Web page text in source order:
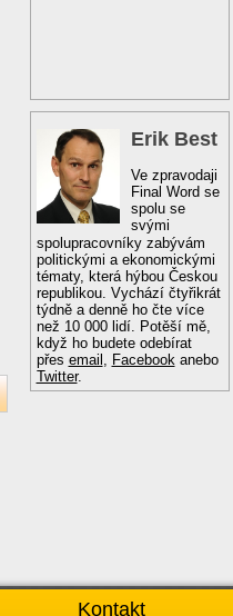
Erik Best
Ve zpravodaji
Final Word se
spolu se
svými
spolupracovníky zabývám
politickými a ekonomickými
tématy, která hýbou Českou
republikou. Vychází čtyřikrát
týdně a denně ho čte více
než 10 000 lidí. Potěší mě,
když ho budete odebírat
přes email , Facebookanebo
Twitter.
Kontakt